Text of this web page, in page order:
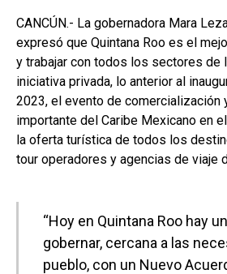
CANCÚN.- La gobernadora Mara
expresó que Quintana Roo es el
y trabajar con todos los sectores de
iniciativa privada, lo anterior al
2023, el evento de comercialización
importante del Caribe Mexicano en
la oferta turística de todos los
tour operadores y agencias de viaje
“Hoy en Quintana Roo hay
gobernar, cercana a las
pueblo, con un Nuevo